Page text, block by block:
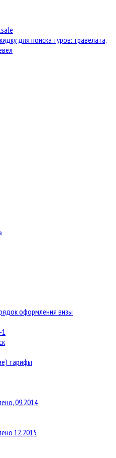
для поиска туров: травелата,
оформления визы
тарифы
09.2014
12.2015